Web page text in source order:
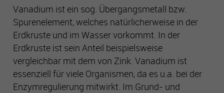
Vanadium ist ein sog. Übergangsmetall bzw.
Spurenelement, welches natürlicherweise in der
Erdkruste und im Wasser vorkommt. In der
Erdkruste ist sein Anteil beispielsweise
vergleichbar mit dem von Zink. Vanadium ist
essenziell für viele Organismen, da es u.a. bei der
Enzymregulierung mitwirkt. Im Grund- und
besucht haben, und können ihre Performance nicht
überprüfen.
Targeting und Werbe-Cookies
Diese Cookies können von unseren Werbepartnern auf
unsere Seite gesetzt werden. Sie können von diesen Firmen
genutzt und geteilt werden, um ein Profil Ihrer Interessen